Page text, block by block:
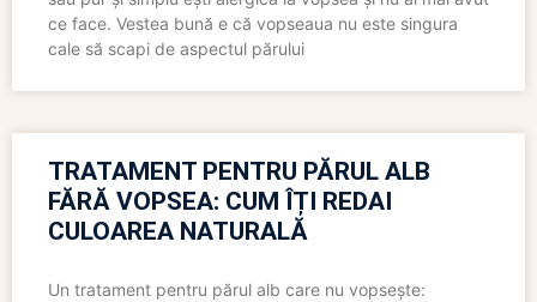
ce face. Vestea bună e că vopseaua nu este singura
cale să scapi de aspectul părului
TRATAMENT PENTRU PĂRUL ALB
FĂRĂ VOPSEA: CUM ÎȚI REDAI
CULOAREA NATURALĂ
Un tratament pentru părul alb care nu vopsește: